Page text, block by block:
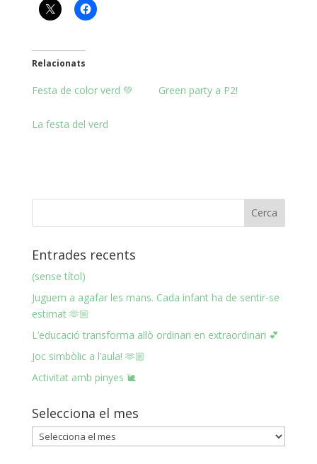
Relacionats
Festa de color verd 💚 Green party a P2!
La festa del verd
Entrades recents
(sense títol)
Juguem a agafar les mans. Cada infant ha de sentir-se
estimat 🫶🏼
L’educació transforma allò ordinari en extraordinari 💕
Joc simbòlic a l’aula! 🫶🏼
Activitat amb pinyes 🐌
Selecciona el mes
Selecciona
el